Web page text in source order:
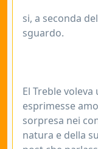
si, a seconda
sguardo.
El Treble
esprimesse
sorpresa nei
natura e della